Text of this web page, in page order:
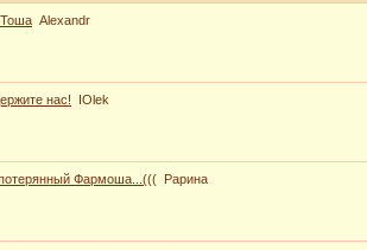
Alexandr
нас! IOlek
Фармоша...((( Рарина